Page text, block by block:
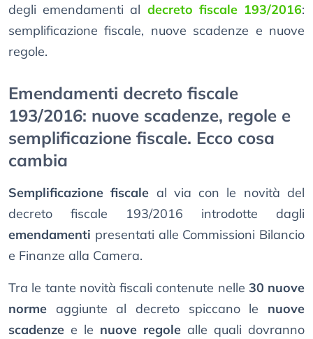
degli emendamenti al decreto fiscale 193/2016:
semplificazione fiscale, nuove scadenze e nuove
regole.
Emendamenti decreto fiscale
193/2016: nuove scadenze, regole e
semplificazione fiscale. Ecco cosa
cambia
Semplificazione fiscale al via con le novità del
decreto fiscale 193/2016 introdotte dagli
emendamenti presentati alle Commissioni Bilancio
e Finanze alla Camera.
Tra le tante novità fiscali contenute nelle 30 nuove
norme aggiunte al decreto spiccano le nuove
scadenze e le nuove regole alle quali dovranno